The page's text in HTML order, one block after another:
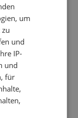
um
und
IP-
und
für